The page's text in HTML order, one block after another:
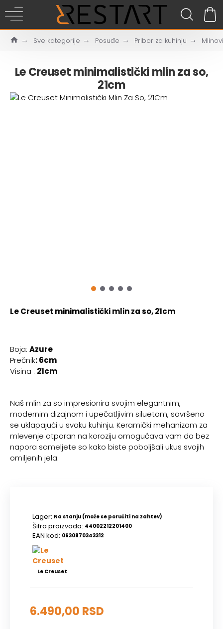
Sve kategorije Posuđe Pribor za kuhinju
Le Creuset minimalistički mlin za so,
21cm
Le Creuset minimalistički mlin za so, 21cm
Boja: Azure
Prečnik: 6cm
Visina : 21cm
Naš mlin za so impresionira svojim elegantnim,
modernim dizajnom i upečatljivim siluetom, savršeno
se uklapajući u svaku kuhinju. Keramički mehanizam za
mlevenje otporan na koroziju omogućava vam da bez
napora sameljete so kako biste poboljšali ukus svojih
omiljenih jela.
Lager: Na stanju (može se poručiti na zahtev)
Šifra proizvoda: 44002212201400
EAN kod: 0630870343312
Le Creuset
6.490,00 RSD